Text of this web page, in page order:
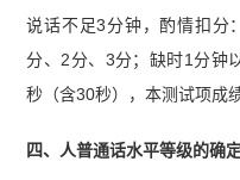
说话不足3分钟，酌情扣分
分、2分、3分；缺时1分钟
秒（含30秒），本测试项成
四、人普通话水平等级的确